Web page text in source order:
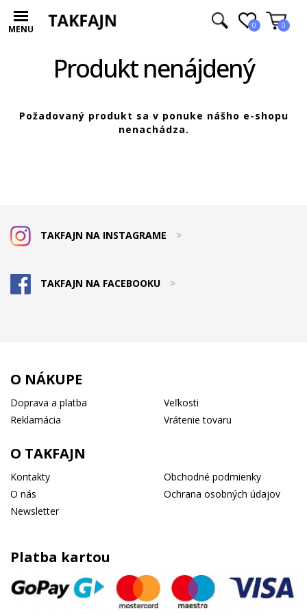
MENU 0 0
Produkt nenájdený
Požadovaný produkt sa v ponuke nášho e-shopu
nenachádza.
TAKFAJN NA INSTAGRAME >
TAKFAJN NA FACEBOOKU >
O NÁKUPE
Doprava a platba
Veľkosti
Reklamácia
Vrátenie tovaru
O TAKFAJN
Kontakty
Obchodné podmienky
O nás
Ochrana osobných údajov
Newsletter
Platba kartou